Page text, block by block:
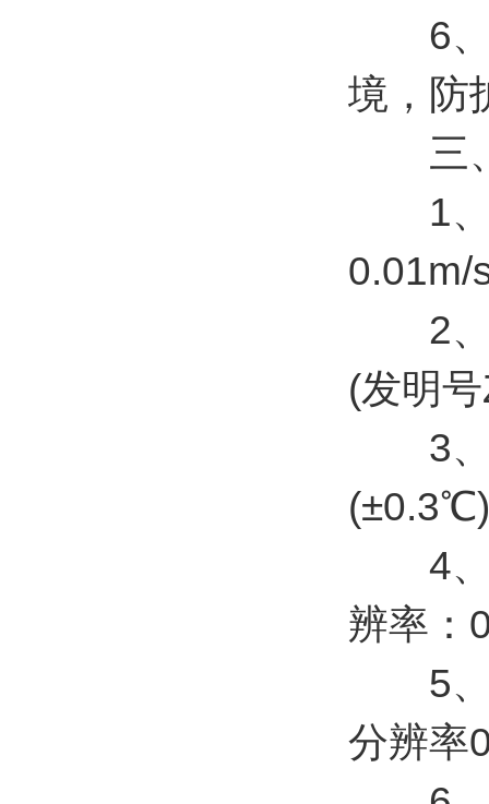
6、
境，防
三、
1、
0.01m/
2、风
(发明
3、
4、
辨率：
5、
分辨率